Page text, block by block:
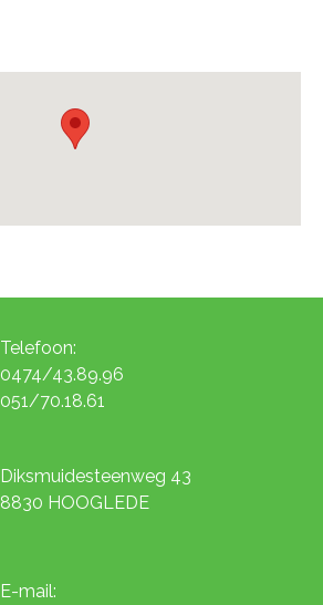
Telefoon:
0474/43.89.96
051/70.18.61
Diksmuidesteenweg 43
8830 HOOGLEDE
E-mail: